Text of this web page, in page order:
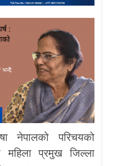
नेपालको परिचयको
महिला प्रमुख जिल्ला